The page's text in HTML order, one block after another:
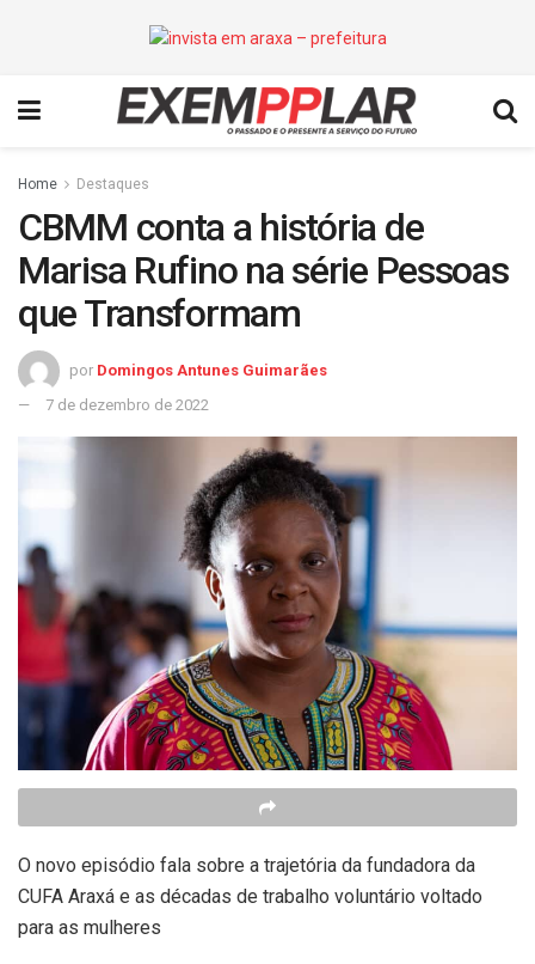
Home Destaques
CBMM conta a história de
Marisa Rufino na série Pessoas
que Transformam
por Domingos Antunes Guimarães
7 de dezembro de 2022
O novo episódio fala sobre a trajetória da fundadora da
CUFA Araxá e as décadas de trabalho voluntário voltado
para as mulheres